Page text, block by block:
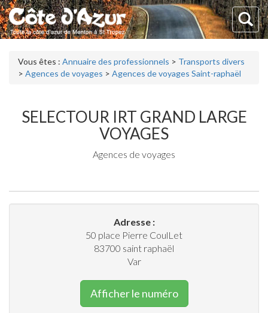
Vous êtes : Annuaire des professionnels > Transports divers
> Agences de voyages > Agences de voyages Saint-raphaël
SELECTOUR IRT GRAND LARGE
VOYAGES
Agences de voyages
Adresse :
50 place Pierre CoulLet
83700 saint raphaël
Var
Afficher le numéro